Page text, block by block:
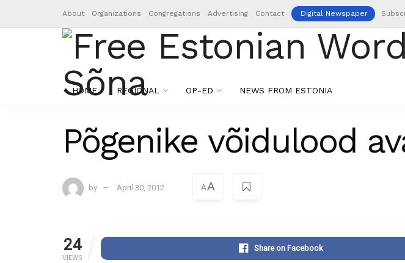
About Organizations Congregations Advertising Contact Digital Newspaper
HOME REGIONAL OP-ED NEWS FROM ESTONIA
Põgenike võidulood
by April 30, 2012 AA
24
VIEWS
Share on Facebook